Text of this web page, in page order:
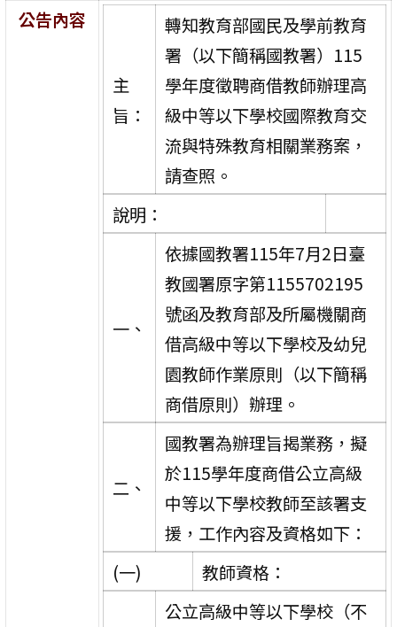
公告內容
主
旨：
轉知教育部國民及學前教育
署（以下簡稱國教署）115
學年度徵聘商借教師辦理高
級中等以下學校國際教育交
流與特殊教育相關業務案，
請查照。
說明：
一、
依據國教署115年7月2日臺
教國署原字第1155702195
號函及教育部及所屬機關商
借高級中等以下學校及幼兒
園教師作業原則（以下簡稱
商借原則）辦理。
二、
國教署為辦理旨揭業務，擬
於115學年度商借公立高級
中等以下學校教師至該署支
援，工作內容及資格如下：
(一)
教師資格：
公立高級中等以下學校（不